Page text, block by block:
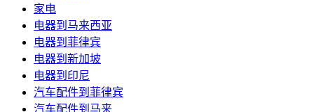
家电
电器到马来西亚
电器到菲律宾
电器到新加坡
电器到印尼
汽车配件到菲律宾
汽车配件到马来